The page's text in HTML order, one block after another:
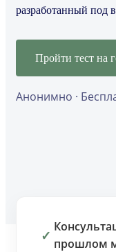
разработанный под
Пройти тест на
Анонимно ·
✓ прошлом